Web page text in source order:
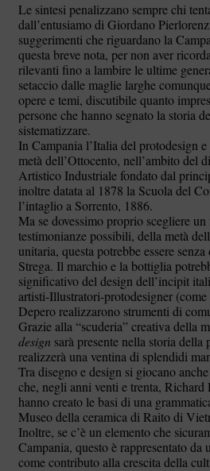
Le sintesi penalizzano sempre chi
dall’entusiamo di Giordano
suggerimenti che riguardano la
questa breve nota, per non aver
rilevanti fino a lambire le ultime
setaccio dalle maglie larghe
opere e temi, discutibile quanto
persone che hanno segnato la storia
sistematizzare.
In Campania l’Italia del protodesign
metà dell’Ottocento, nell’ambito del
Artistico Industriale fondato dal
inoltre datata al 1878 la Scuola del
l’intaglio a Sorrento, 1886.
Ma se dovessimo proprio scegliere
testimonianze possibili, della metà
unitaria, questa potrebbe essere
Strega. Il marchio e la bottiglia
significativo del design dell’incipit
artisti-Illustratori-protodesigner
Depero realizzarono strumenti di
Grazie alla “scuderia” creativa della
design sarà presente nella storia
realizzerà una ventina di splendidi
Tra disegno e design si giocano
che, negli anni venti e trenta,
hanno creato le basi di una
Museo della ceramica di Raito di
Inoltre, se c’è un elemento che
Campania, questo è rappresentato
come contributo alla crescita della